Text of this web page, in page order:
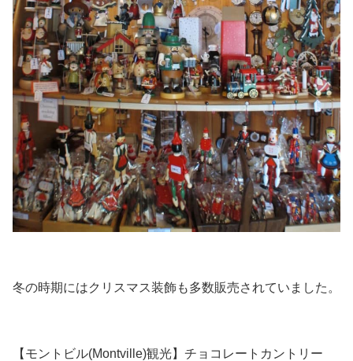
冬の時期にはクリスマス装飾も多数販売されていました。
【モントビル(Montville)観光】チョコレートカントリー